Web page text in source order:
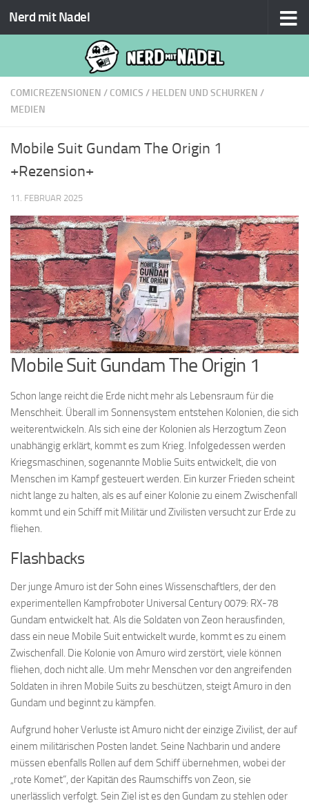
Zum Inhalt springen
Nerd mit Nadel
COMICREZENSIONEN / COMICS / HELDEN UND SCHURKEN /
MEDIEN
Mobile Suit Gundam The Origin 1
+Rezension+
11. FEBRUAR 2025
Mobile Suit Gundam The Origin 1
Schon lange reicht die Erde nicht mehr als Lebensraum für die
Menschheit. Überall im Sonnensystem entstehen Kolonien, die sich
weiterentwickeln. Als sich eine der Kolonien als Herzogtum Zeon
unabhängig erklärt, kommt es zum Krieg. Infolgedessen werden
Kriegsmaschinen, sogenannte Moblie Suits entwickelt, die von
Menschen im Kampf gesteuert werden. Ein kurzer Frieden scheint
nicht lange zu halten, als es auf einer Kolonie zu einem Zwischenfall
kommt und ein Schiff mit Militär und Zivilisten versucht zur Erde zu
fliehen.
Flashbacks
Der junge Amuro ist der Sohn eines Wissenschaftlers, der den
experimentellen Kampfroboter Universal Century 0079: RX-78
Gundam entwickelt hat. Als die Soldaten von Zeon herausfinden,
dass ein neue Mobile Suit entwickelt wurde, kommt es zu einem
Zwischenfall. Die Kolonie von Amuro wird zerstört, viele können
fliehen, doch nicht alle. Um mehr Menschen vor den angreifenden
Soldaten in ihren Mobile Suits zu beschützen, steigt Amuro in den
Gundam und beginnt zu kämpfen.
Aufgrund hoher Verluste ist Amuro nicht der einzige Zivilist, der auf
einem militärischen Posten landet. Seine Nachbarin und andere
müssen ebenfalls Rollen auf dem Schiff übernehmen, wobei der
„rote Komet“, der Kapitän des Raumschiffs von Zeon, sie
unerlässlich verfolgt. Sein Ziel ist es den Gundam zu stehlen oder